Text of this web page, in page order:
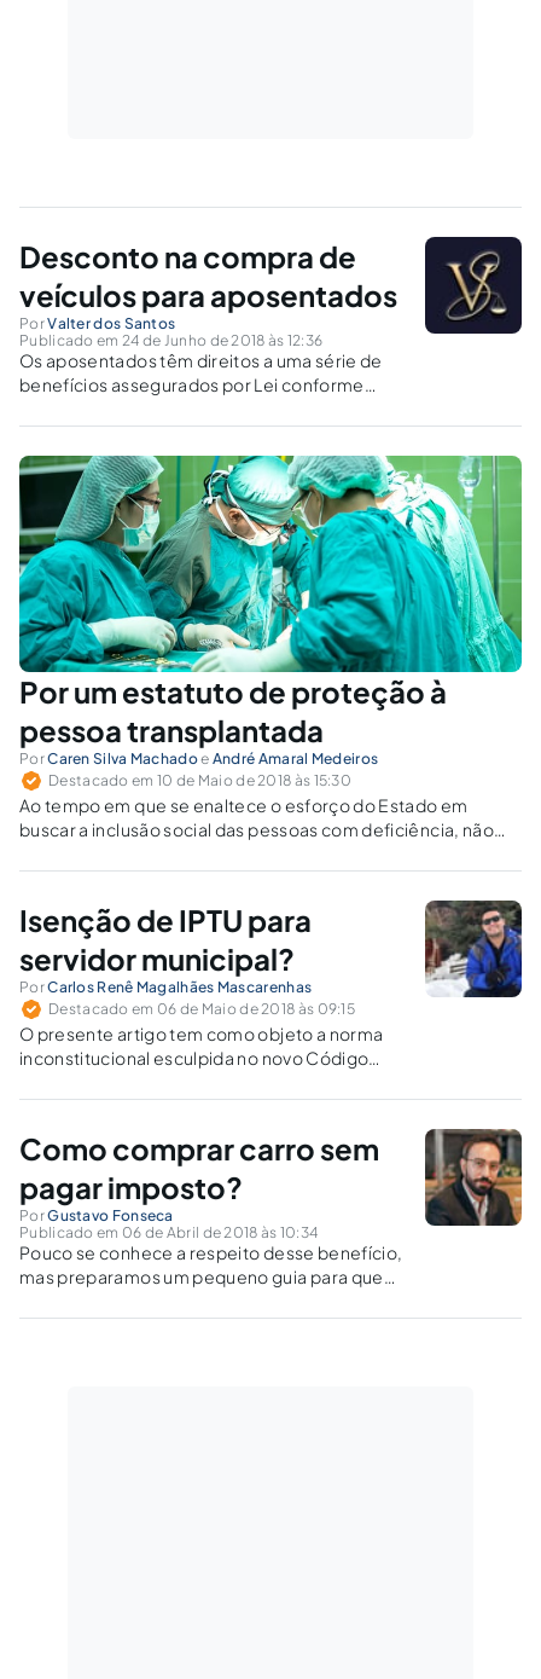
Desconto na compra de
veículos para aposentados
PorValter dos Santos
Publicado em 24 de Junho de 2018 às 12:36
Os aposentados têm direitos a uma série de
benefícios assegurados por Lei conforme
Por um estatuto de proteção à
pessoa transplantada
PorCaren Silva Machadoe André Amaral Medeiros
Destacado em 10 de Maio de 2018 às 15:30
Ao tempo em que se enaltece o esforço do Estado em
buscar a inclusão social das pessoas com deficiência, não
minoria, fruto da evolução tecnológica.
Isenção de IPTU para
servidor municipal?
PorCarlos Renê Magalhães Mascarenhas
Destacado em 06 de Maio de 2018 às 09:15
O presente artigo tem como objeto a norma
inconstitucional esculpida no novo Código
concede isenção, no pagamento do IPTU, ao
Administração direta ou indireta.
Como comprar carro sem
pagar imposto?
PorGustavo Fonseca
Publicado em 06 de Abril de 2018 às 10:34
Pouco se conhece a respeito desse benefício,
mas preparamos um pequeno guia para que
na compra de veículos por pessoas